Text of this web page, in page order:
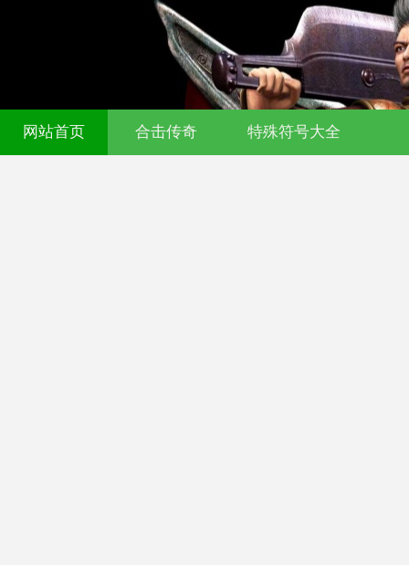
网站首页 合击传奇 特殊符号大全